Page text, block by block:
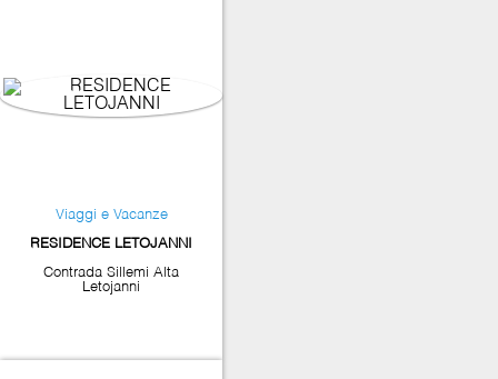
Viaggi e Vacanze
RESIDENCE LETOJANNI
Contrada Sillemi Alta
Letojanni